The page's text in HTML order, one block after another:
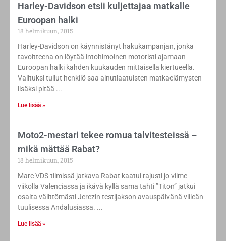
Harley-Davidson etsii kuljettajaa matkalle
Euroopan halki
18 helmikuun, 2015
Harley-Davidson on käynnistänyt hakukampanjan, jonka
tavoitteena on löytää intohimoinen motoristi ajamaan
Euroopan halki kahden kuukauden mittaisella kiertueella.
Valituksi tullut henkilö saa ainutlaatuisten matkaelämysten
lisäksi pitää
Lue lisää »
Moto2-mestari tekee romua talvitesteissä –
mikä mättää Rabat?
18 helmikuun, 2015
Marc VDS-tiimissä jatkava Rabat kaatui rajusti jo viime
viikolla Valenciassa ja ikävä kyllä sama tahti ”Titon” jatkui
osalta välittömästi Jerezin testijakson avauspäivänä viileän
tuulisessa Andalusiassa.
Lue lisää »